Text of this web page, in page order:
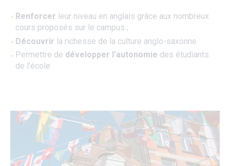
Renforcer leur niveau en anglais grâce aux nombreux
cours proposés sur le campus ;
Découvrir la richesse de la culture anglo-saxonne
Permettre de développer l’autonomie des étudiants
de l’école